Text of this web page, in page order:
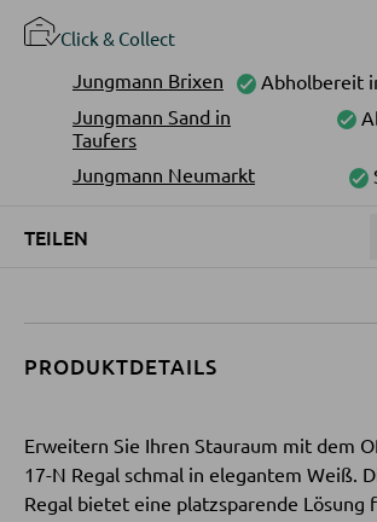
Couchtische
Beistelltische
Ohrensessel
HOCKER
Click & Collect
Jungmann Brixen
Abholbereit
Jungmann Sand in
Taufers
Jungmann Neumarkt
TEILEN
PRODUKTDETAILS
Erweitern Sie Ihren Stauraum mit dem
17-N Regal schmal in elegantem Weiß.
Regal bietet eine platzsparende Lösung